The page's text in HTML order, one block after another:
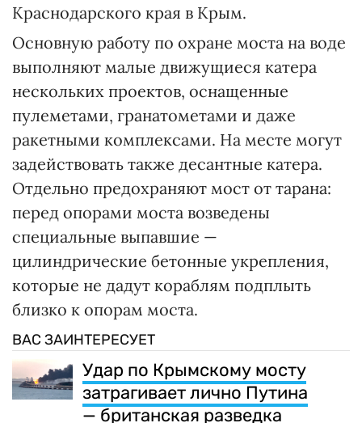
Краснодарского края в Крым.
Основную работу по охране моста на воде
выполняют малые движущиеся катера
нескольких проектов, оснащенные
пулеметами, гранатометами и даже
ракетными комплексами. На месте могут
задействовать также десантные катера.
Отдельно предохраняют мост от тарана:
перед опорами моста возведены
специальные выпавшие —
цилиндрические бетонные укрепления,
которые не дадут кораблям подплыть
близко к опорам моста.
ВАС ЗАИНТЕРЕСУЕТ
Удар по Крымскому мосту
затрагивает лично Путина
— британская разведка